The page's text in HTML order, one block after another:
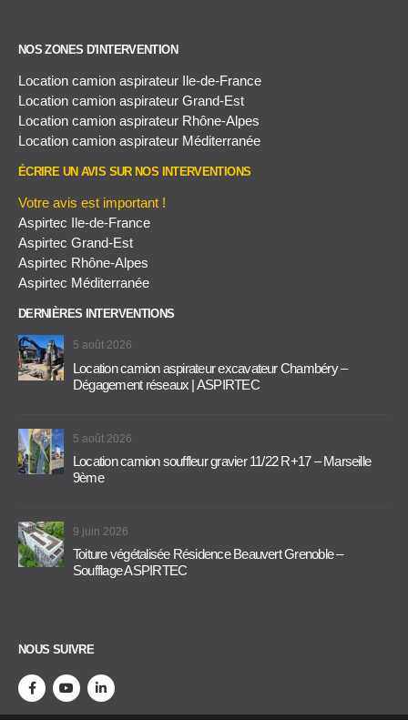
NOS ZONES D'INTERVENTION
Location camion aspirateur Ile-de-France
Location camion aspirateur Grand-Est
Location camion aspirateur Rhône-Alpes
Location camion aspirateur Méditerranée
ÉCRIRE UN AVIS SUR NOS INTERVENTIONS
Votre avis est important !
Aspirtec Ile-de-France
Aspirtec Grand-Est
Aspirtec Rhône-Alpes
Aspirtec Méditerranée
DERNIÈRES INTERVENTIONS
5 août 2026
Location camion aspirateur excavateur Chambéry –
Dégagement réseaux | ASPIRTEC
5 août 2026
Location camion souffleur gravier 11/22 R+17 – Marseille
9ème
9 juin 2026
Toiture végétalisée Résidence Beauvert Grenoble –
Soufflage ASPIRTEC
NOUS SUIVRE